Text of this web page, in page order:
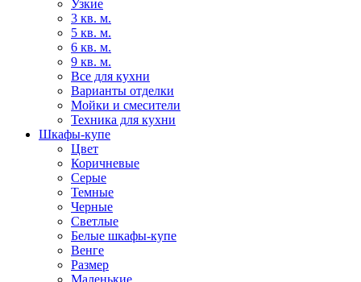
Узкие
3 кв. м.
5 кв. м.
6 кв. м.
9 кв. м.
Все для кухни
Варианты отделки
Мойки и смесители
Техника для кухни
Шкафы-купе
Цвет
Коричневые
Серые
Темные
Черные
Светлые
Белые шкафы-купе
Венге
Размер
Маленькие